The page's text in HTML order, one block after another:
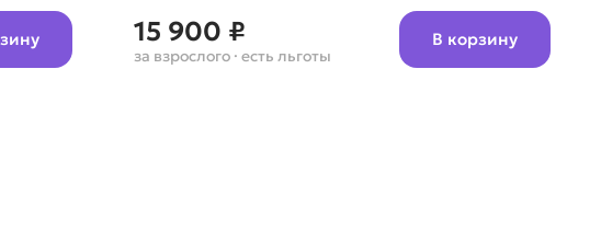
15 900 ₽
за взрослого · есть льготы
В корзину